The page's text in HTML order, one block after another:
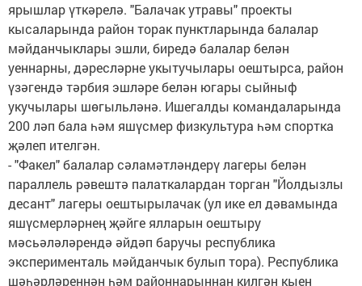
ярышлар үткәрелә. "Балачак утравы" проекты
кысаларында район торак пунктларында балалар
мәйданчыклары эшли, биредә балалар белән
уеннарны, дәресләрне укытучылары оештырса, район
үзәгендә тәрбия эшләре белән югары сыйныф
укучылары шөгыльләнә. Ишегалды командаларында
200 ләп бала һәм яшүсмер физкультура һәм спортка
җәлеп ителгән.
- "Факел" балалар сәламәтләндерү лагеры белән
параллель рәвештә палаткалардан торган "Йолдызлы
десант" лагеры оештырылачак (ул ике ел дәвамында
яшүсмерләрнең җәйге ялларын оештыру
мәсьәләләрендә әйдәп баручы республика
эксперименталь мәйданчык булып тора). Республика
шәһәрләреннән һәм районнарыннан килгән кыен